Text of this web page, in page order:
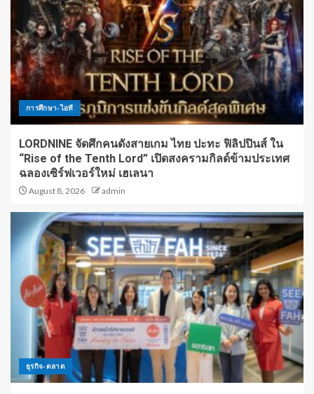
การศึกษา-ไอที
LORDNINE จัดศึกคนดังสายเกม ไทย ปะทะ ฟิลิปปินส์ ใน
“Rise of the Tenth Lord” เปิดสงครามกิลด์ข้ามประเทศ
ฉลองเซิร์ฟเวอร์ใหม่ เฮเลนา
August 8, 2026 admin
ธุรกิจ-ตลาด